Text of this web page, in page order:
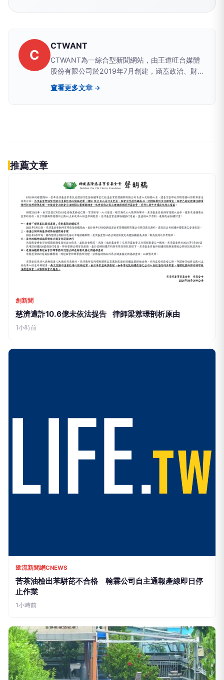
C
CTWANT
CTWANT為一綜合型新聞網站，由王道旺台媒體
股份有限公司於2019年7月創建，涵蓋政治、財
經、社會、娛樂、漂亮、生活、國際、影音等八大
類別，提供獨家新聞及豐富內容，未來將企劃更多
查看更多文章 →
推薦文章
創新聞
慈濟遭詐10.6億未依法提告 律師梁䕒璟剖析原由
1小時前
匯流新聞網CNEWS
苦茶油檢出苯駢芘不合格 翰霖公司自主通報產線即日停
止作業
1小時前